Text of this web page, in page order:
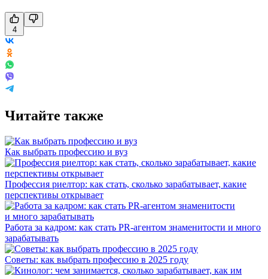
4
Читайте также
Как выбрать профессию и вуз
Профессия риелтор: как стать, сколько зарабатывает, какие
перспективы открывает
Работа за кадром: как стать PR-агентом знаменитости и много
зарабатывать
Советы: как выбрать профессию в 2025 году